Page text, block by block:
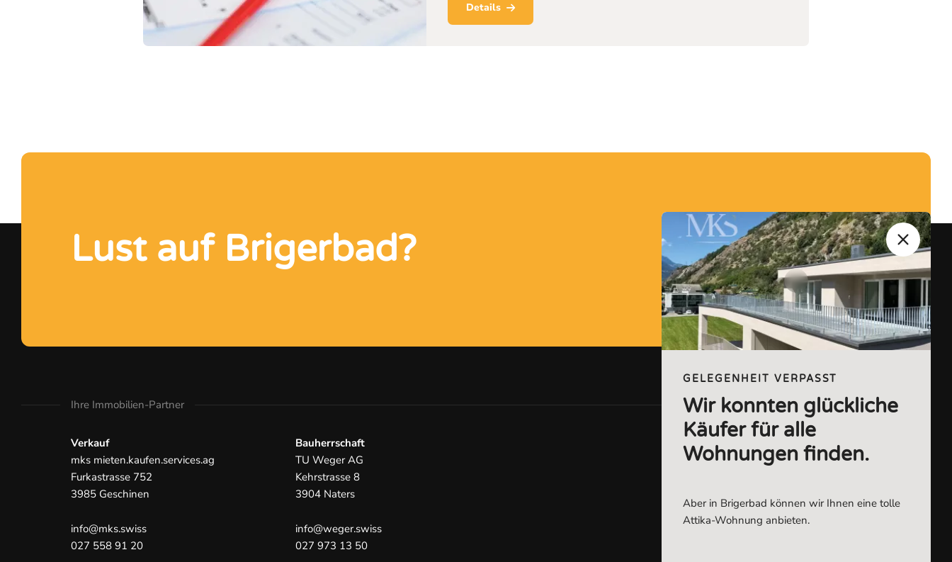
Details
GELEGENHEIT VERPASST
Wir konnten glückliche
Käufer für alle
Wohnungen finden.
Aber in Brigerbad können wir Ihnen eine tolle
Attika-Wohnung anbieten.
Lust auf Brigerbad? Kontakt aufnehmen
Ihre Immobilien-Partner
Verkauf
mks mieten.kaufen.services.ag
Furkastrasse 752
3985 Geschinen
info@mks.swiss
027 558 91 20
Bauherrschaft
TU Weger AG
Kehrstrasse 8
3904 Naters
info@weger.swiss
027 973 13 50